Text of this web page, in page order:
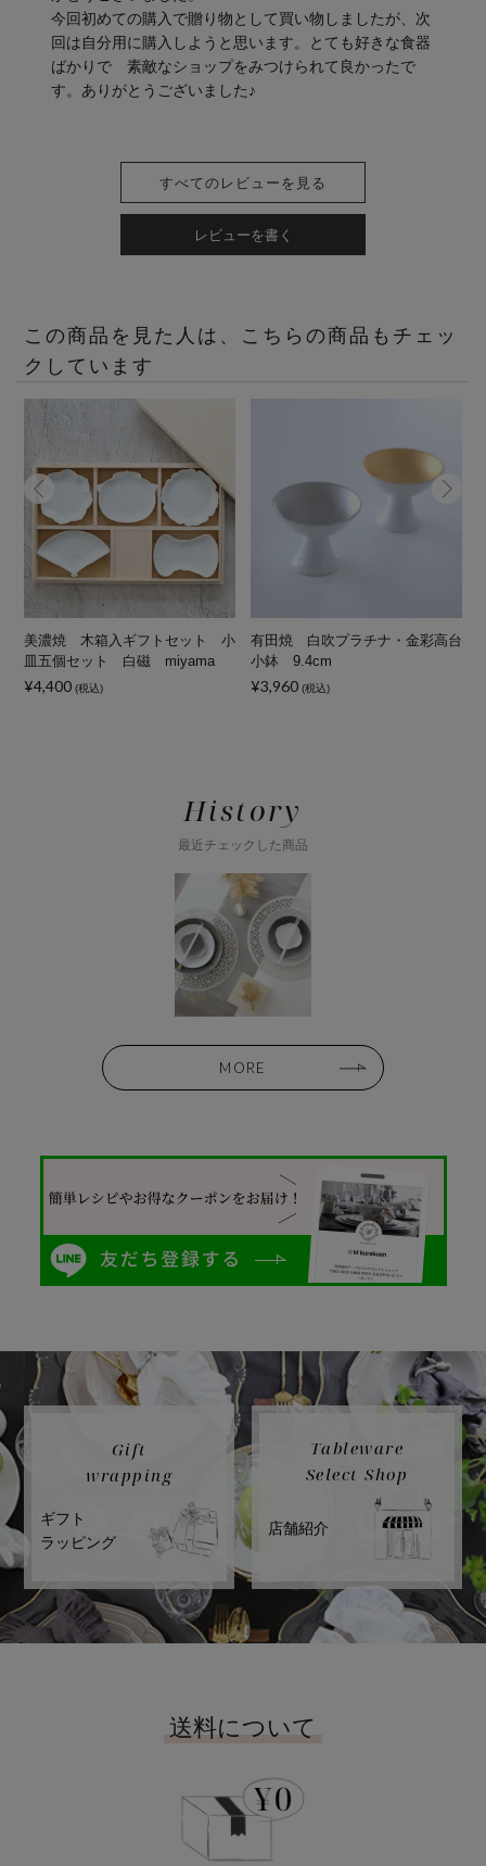
今回初めての購入で贈り物として買い物しましたが、次
回は自分用に購入しようと思います。とても好きな食器
ばかりで　素敵なショップをみつけられて良かったで
す。ありがとうございました♪
すべてのレビューを見る
レビューを書く
この商品を見た人は、こちらの商品もチェッ
クしています
美濃焼 木箱入ギフトセット 小
皿五個セット 白磁 miyama
¥4,400 (税込)
有田焼 白吹プラチナ・金彩高台
小鉢 9.4cm
¥3,960 (税込)
History
最近チェックした商品
MORE
Gift
wrapping
ギフト
ラッピング
Tableware
Select Shop
店舗紹介
送料について